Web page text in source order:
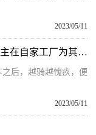
2023/05/11
环球观速讯丨19岁男孩偷自行车自首 失主在自家工厂为其安排工作 失主：相信他本性不坏
后，越骑越愧疚，便
2023/05/11